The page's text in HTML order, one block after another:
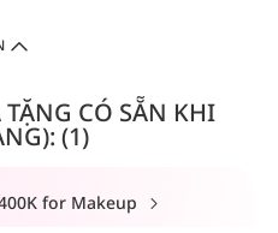
CÓ SẴN KHI
(1)
for Makeup